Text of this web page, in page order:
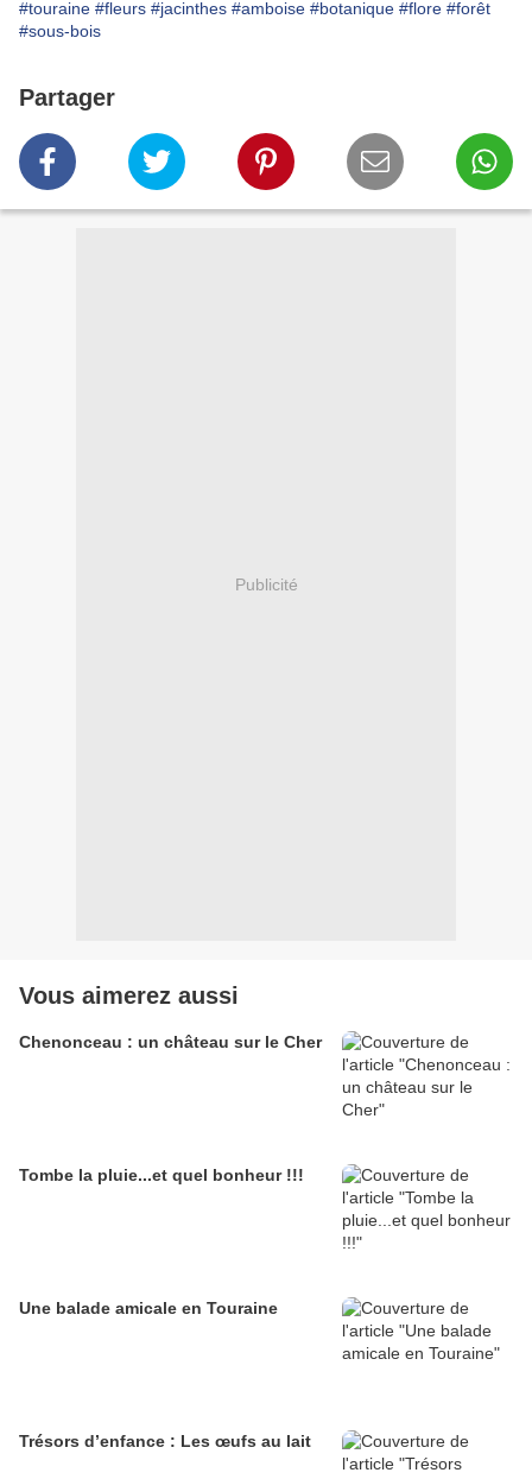
#touraine #fleurs #jacinthes #amboise #botanique #flore #forêt
#sous-bois
Partager
Publicité
Vous aimerez aussi
Chenonceau : un château sur le Cher
Tombe la pluie...et quel bonheur !!!
Une balade amicale en Touraine
Trésors d’enfance : Les œufs au lait